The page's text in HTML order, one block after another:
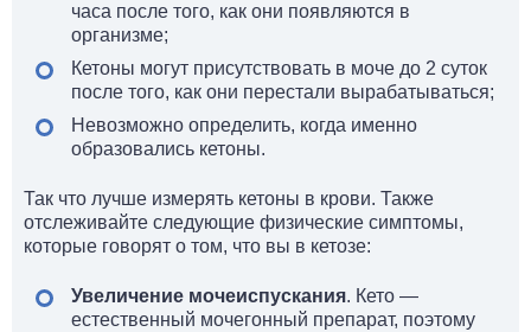
часа после того, как они появляются в
организме;
Кетоны могут присутствовать в моче до 2 суток
после того, как они перестали вырабатываться;
Невозможно определить, когда именно
образовались кетоны.
Так что лучше измерять кетоны в крови. Также
отслеживайте следующие физические симптомы,
которые говорят о том, что вы в кетозе:
Увеличение мочеиспускания. Кето —
естественный мочегонный препарат, поэтому